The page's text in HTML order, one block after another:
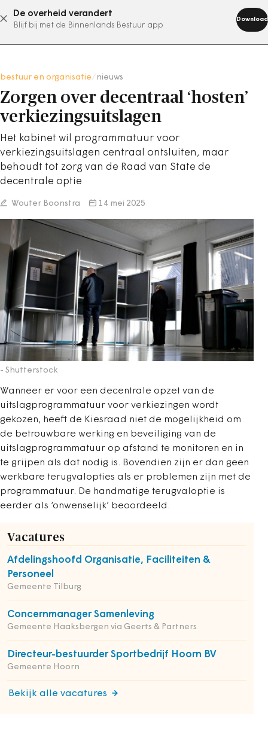
De overheid verandert
Blijf bij met de Binnenlands Bestuur app
Download
abonneer nu
bestuur en organisatie nieuws
Zorgen over decentraal ‘hosten’
verkiezingsuitslagen
Het kabinet wil programmatuur voor
verkiezingsuitslagen centraal ontsluiten, maar
behoudt tot zorg van de Raad van State de
decentrale optie
Wouter Boonstra 14 mei 2025
- Shutterstock
Wanneer er voor een decentrale opzet van de
uitslagprogrammatuur voor verkiezingen wordt
gekozen, heeft de Kiesraad niet de mogelijkheid om
de betrouwbare werking en beveiliging van de
uitslagprogrammatuur op afstand te monitoren en in
te grijpen als dat nodig is. Bovendien zijn er dan geen
werkbare terugvalopties als er problemen zijn met de
programmatuur. De handmatige terugvaloptie is
eerder als ‘onwenselijk’ beoordeeld.
Vacatures
Afdelingshoofd Organisatie, Faciliteiten &
Personeel
Gemeente Tilburg
Concernmanager Samenleving
Gemeente Haaksbergen via Geerts & Partners
Directeur-bestuurder Sportbedrijf Hoorn BV
Gemeente Hoorn
Bekijk alle vacatures